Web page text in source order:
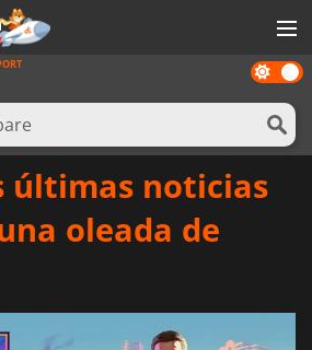
Dark
mode
últimas noticias
oleada de